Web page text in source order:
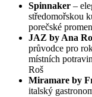
Spinnaker –
středomořskou
porečské
JAZ by Ana
průvodce pro
místních
Roš
Miramare by
italský